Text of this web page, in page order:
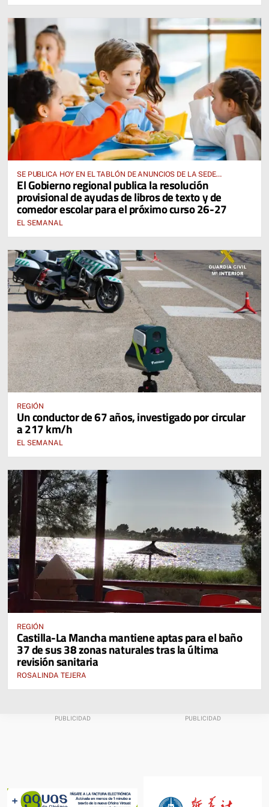
SE PUBLICA HOY EN EL TABLÓN DE ANUNCIOS DE LA SEDE
ELECTRÓNICA DE LA JUNTA DE COMUNIDADES Y EN EL PORTAL DE
EDUCACIÓN DE CASTILLA-LA MANCHA
El Gobierno regional publica la resolución
provisional de ayudas de libros de texto y de
comedor escolar para el próximo curso 26-27
EL SEMANAL
REGIÓN
Un conductor de 67 años, investigado por circular
a 217 km/h
EL SEMANAL
REGIÓN
Castilla-La Mancha mantiene aptas para el baño
37 de sus 38 zonas naturales tras la última
revisión sanitaria
ROSALINDA TEJERA